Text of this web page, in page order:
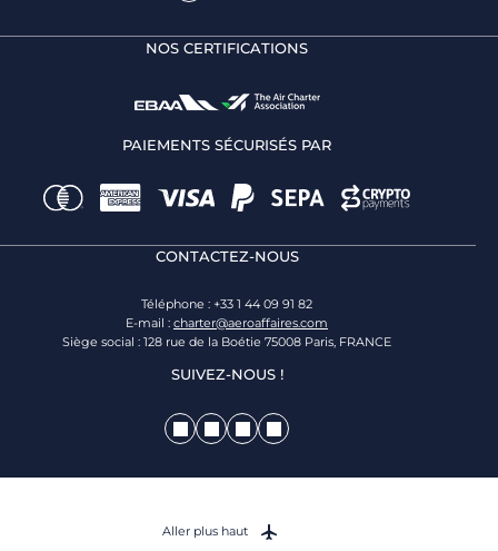
NOS CERTIFICATIONS
PAIEMENTS SÉCURISÉS PAR
CONTACTEZ-NOUS
Téléphone : +33 1 44 09 91 82
E-mail : charter@aeroaffaires.com
Siège social : 128 rue de la Boétie 75008 Paris, FRANCE
SUIVEZ-NOUS !
Aller plus haut